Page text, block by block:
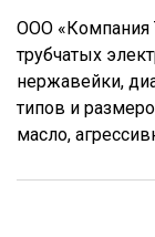
ООО «Компания
трубчатых
нержавейки,
типов и
масло,